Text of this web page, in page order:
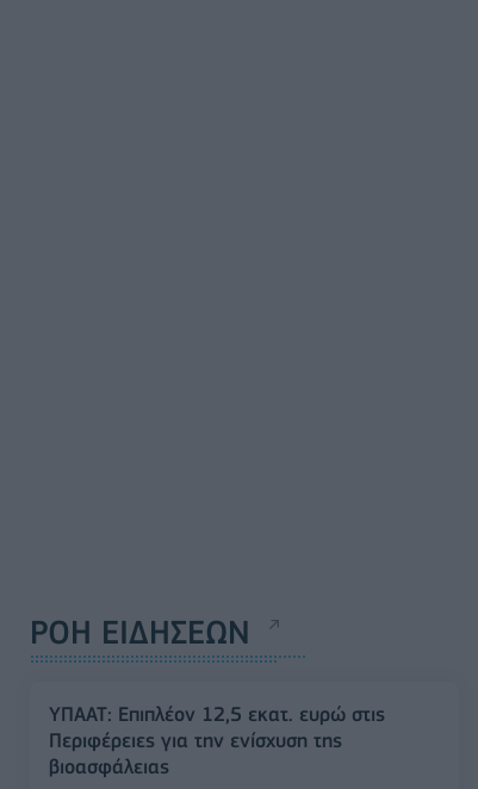
ΡΟΗ ΕΙΔΗΣΕΩΝ
ΥΠΑΑΤ: Επιπλέον 12,5 εκατ. ευρώ στις
Περιφέρειες για την ενίσχυση της
βιοασφάλειας